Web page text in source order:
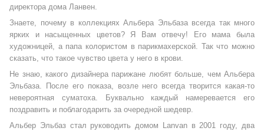
директора дома Ланвен.
Знаете, почему в коллекциях Альбера Эльбаза всегда так много
ярких и насыщенных цветов? Я Вам отвечу! Его мама была
художницей, а папа колористом в парикмахерской. Так что можно
сказать, что такое чувство цвета у него в крови.
Не знаю, какого дизайнера парижане любят больше, чем Альбера
Эльбаза. После его показа, возле него всегда творится какая-то
невероятная суматоха. Буквально каждый намеревается его
поздравить и поблагодарить за очередной шедевр.
Альбер Эльбаз стал руководить домом Lanvan в 2001 году, два